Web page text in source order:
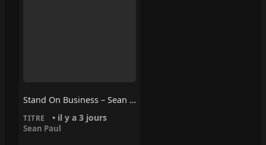
Stand On Business – Sean Paul
TITRE • il y a 3 jours
Sean Paul